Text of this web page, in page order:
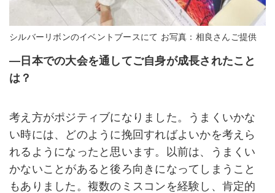
シルバーリボンのイベントブースにて お写真：相良さんご提供
―日本での大会を通してご自身が成長されたこと
は？
考え方がポジティブになりました。うまくいかな
い時には、どのように挽回すればよいかを考えら
れるようになったと思います。以前は、うまくい
かないことがあると後ろ向きになってしまうこと
もありました。複数のミスコンを経験し、肯定的